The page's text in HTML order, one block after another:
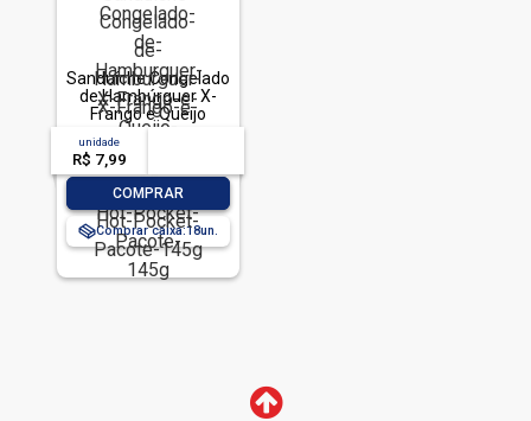
Sanduíche Congelado
de Hambúrguer X-
Frango e Queijo
Processado Prato
Sadia Hot Pocket
Pacote 145g
unidade
R$ 7,99
COMPRAR
Comprar caixa:18